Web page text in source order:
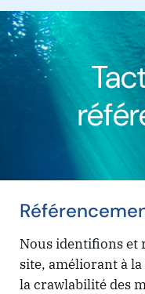
Nous identifions et
site, améliorant à
la crawlabilité des